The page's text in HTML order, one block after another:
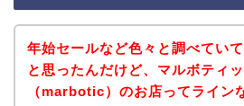
年始セールなど色々と調べてい
と思ったんだけど、マルボティ
（marbotic）のお店ってライン